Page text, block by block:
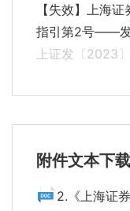
【失效】上海
指引第2号——发
上证发〔2023
附件文本下载
2.《上海证